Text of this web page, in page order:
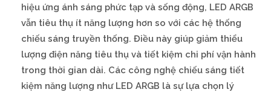
hiệu ứng ánh sáng phức tạp và sống động, LED ARGB
vẫn tiêu thụ ít năng lượng hơn so với các hệ thống
chiếu sáng truyền thống. Điều này giúp giảm thiểu
lượng điện năng tiêu thụ và tiết kiệm chi phí vận hành
trong thời gian dài. Các công nghệ chiếu sáng tiết
kiệm năng lượng như LED ARGB là sự lựa chọn lý